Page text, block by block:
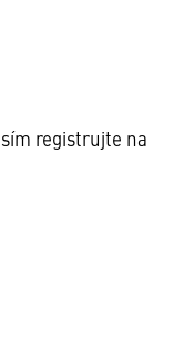
registrujte na